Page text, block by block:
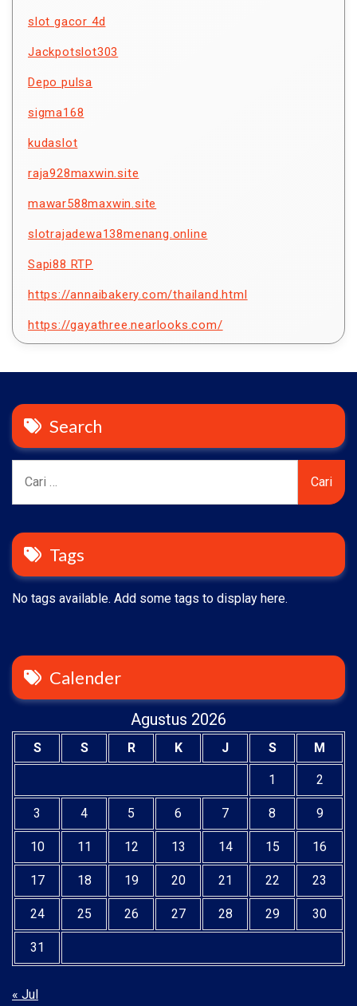
slot gacor 4d
Jackpotslot303
Depo pulsa
sigma168
kudaslot
raja928maxwin.site
mawar588maxwin.site
slotrajadewa138menang.online
Sapi88 RTP
https://annaibakery.com/thailand.html
https://gayathree.nearlooks.com/
Search
untuk:
Tags
No tags available. Add some tags to display here.
Calender
Agustus 2026
S S R K J S M
1 2
3 4 5 6 7 8 9
10 11 12 13 14 15 16
17 18 19 20 21 22 23
24 25 26 27 28 29 30
31
« Jul